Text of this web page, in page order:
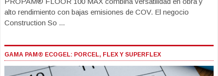
alto rendimiento con bajas emisiones de COV. El negocio
Construction So ...
GAMA PAM® ECOGEL: PORCEL, FLEX Y SUPERFLEX